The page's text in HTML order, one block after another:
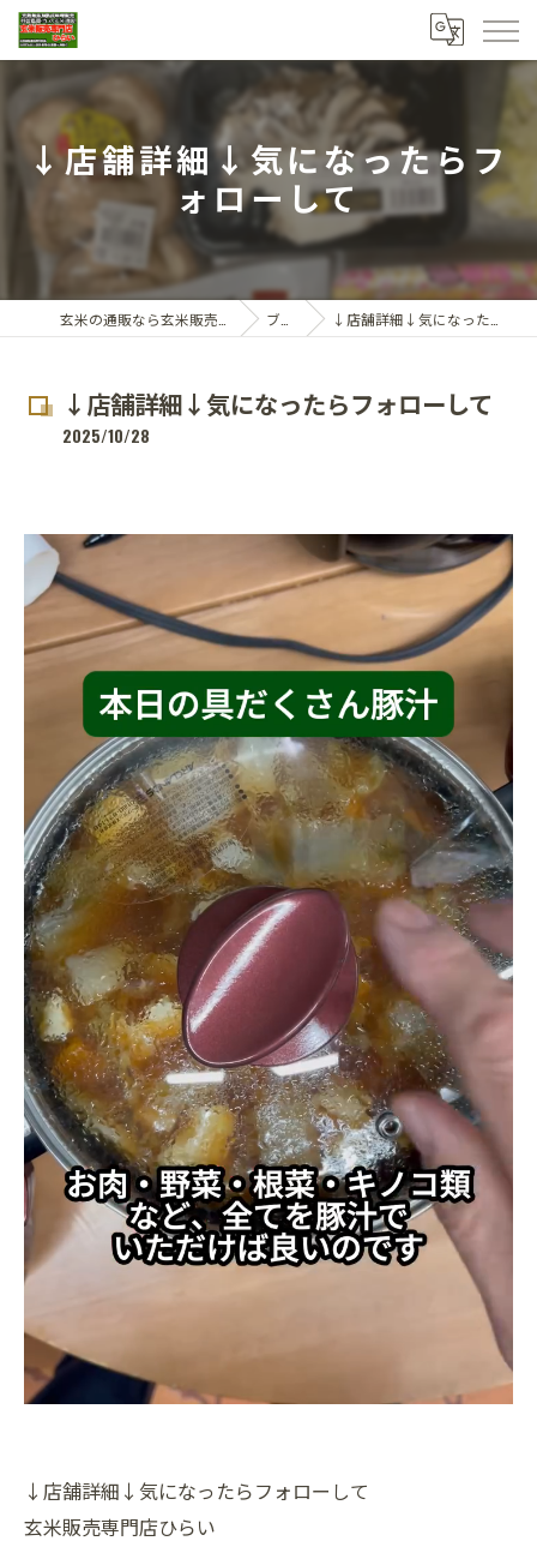
↓店舗詳細↓気になったらフ
ォローして
ブログ ↓店舗詳細↓気になったらフォローして
↓店舗詳細↓気になったらフォローして
2025/10/28
↓店舗詳細↓気になったらフォローして
玄米販売専門店ひらい